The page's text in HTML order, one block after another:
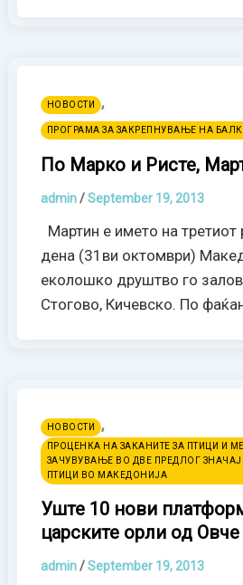
НОВОСТИ ,
ПРОГРАМА ЗА ЗАКРЕПНУВАЊЕ НА
По Марко и Ристе,
admin/September 19, 2013
Мартин е името на третиот
дена (31ви октомври)
еколошко друштво го
Стогово, Кичевско. По
НОВОСТИ ,
ПРОЦЕНКА НА ЗАКАНИТЕ ЗА ПТИЦИ И
ЗАЧУВУВАЊЕ ВО ДВЕ ПРЕДЛОГ
ПТИЦИ ВО МАКЕДОНИЈА
Уште 10 нови
царските орли од
admin/September 19, 2013